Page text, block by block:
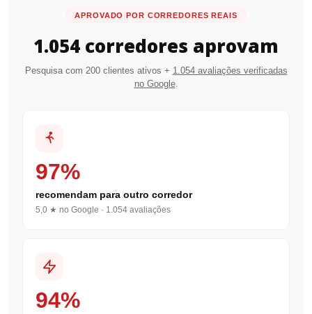
APROVADO POR CORREDORES REAIS
1.054 corredores aprovam
Pesquisa com 200 clientes ativos + 1.054 avaliações verificadas
no Google.
97%
recomendam para outro corredor
5,0 ★ no Google · 1.054 avaliações
94%